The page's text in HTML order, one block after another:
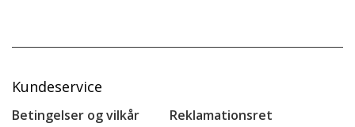
Kundeservice
Betingelser og vilkår
Reklamationsret